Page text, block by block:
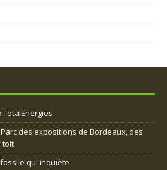
des expositions de Bordeaux, des
toit
qui inquiète